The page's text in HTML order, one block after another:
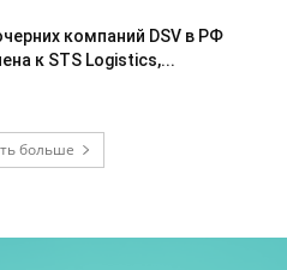
компаний DSV в РФ
к STS Logistics,...
больше